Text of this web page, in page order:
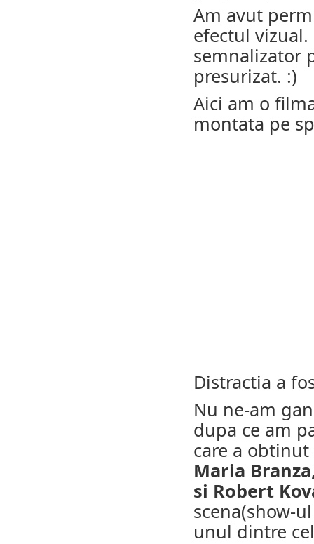
Am avut
efectul
semnalizator
presurizat. :)
Aici am o
montata pe
Distractia a
Nu ne-am
dupa ce am
care a
Maria
si Robert
scena(show-
unul dintre